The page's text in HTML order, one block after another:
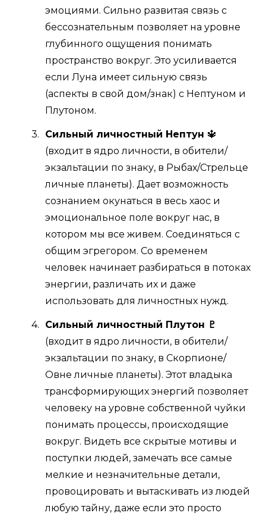
эмоциями. Сильно развитая связь с
бессознательным позволяет на уровне
глубинного ощущения понимать
пространство вокруг. Это усиливается
если Луна имеет сильную связь
(аспекты в свой дом/знак) с Нептуном и
Плутоном.
Сильный личностный Нептун 🔱
(входит в ядро личности, в обители/
экзальтации по знаку, в Рыбах/Стрельце
личные планеты). Дает возможность
сознанием окунаться в весь хаос и
эмоциональное поле вокруг нас, в
котором мы все живем. Соединяться с
общим эгрегором. Со временем
человек начинает разбираться в потоках
энергии, различать их и даже
использовать для личностных нужд.
Сильный личностный Плутон ♇
(входит в ядро личности, в обители/
экзальтации по знаку, в Скорпионе/
Овне личные планеты). Этот владыка
трансформирующих энергий позволяет
человеку на уровне собственной чуйки
понимать процессы, происходящие
вокруг. Видеть все скрытые мотивы и
поступки людей, замечать все самые
мелкие и незначительные детали,
провоцировать и вытаскивать из людей
любую тайну, даже если это просто